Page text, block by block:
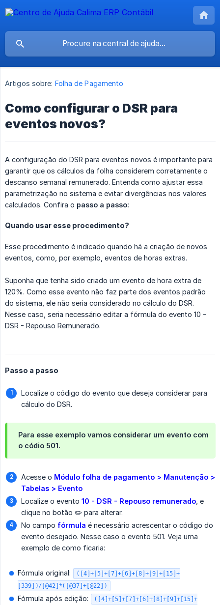
Artigos sobre: Folha de Pagamento
Como configurar o DSR para
eventos novos?
A configuração do DSR para eventos novos é importante para
garantir que os cálculos da folha considerem corretamente o
descanso semanal remunerado. Entenda como ajustar essa
parametrização no sistema e evitar divergências nos valores
calculados. Confira o passo a passo:
Quando usar esse procedimento?
Esse procedimento é indicado quando há a criação de novos
eventos, como, por exemplo, eventos de horas extras.
Suponha que tenha sido criado um evento de hora extra de
120%. Como esse evento não faz parte dos eventos padrão
do sistema, ele não seria considerado no cálculo do DSR.
Nesse caso, seria necessário editar a fórmula do evento 10 -
DSR - Repouso Remunerado.
Passo a passo
Localize o código do evento que deseja considerar para
cálculo do DSR.
Para esse exemplo vamos considerar um evento com
o códio 501.
Acesse o Módulo folha de pagamento > Manutenção >
Tabelas > Evento
Localize o evento 10 - DSR - Repouso remunerado , e
clique no botão ✏️ para alterar.
No campo fórmula é necessário acrescentar o código do
evento desejado. Nesse caso o evento 501. Veja uma
exemplo de como ficaria:
Fórmula original:
([4]+[5]+[7]+[6]+[8]+[9]+[15]+
[339])/[@42]*([@37]+[@22])
Fórmula após edição:
([4]+[5]+[7]+[6]+[8]+[9]+[15]+